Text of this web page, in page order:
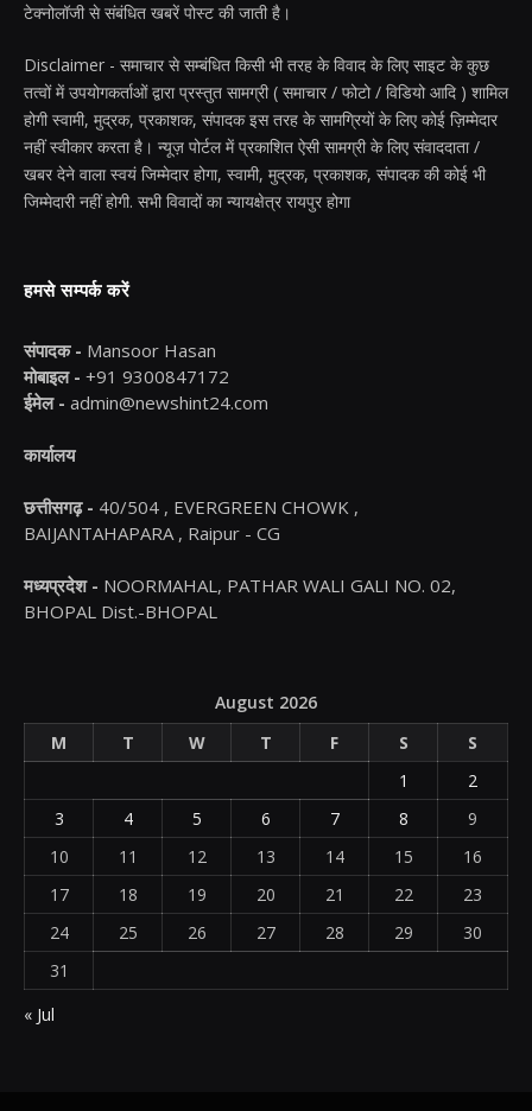
टेक्नोलॉजी से संबंधित खबरें पोस्ट की जाती है।
Disclaimer - समाचार से सम्बंधित किसी भी तरह के विवाद के लिए साइट के कुछ
तत्वों में उपयोगकर्ताओं द्वारा प्रस्तुत सामग्री ( समाचार / फोटो / विडियो आदि ) शामिल
होगी स्वामी, मुद्रक, प्रकाशक, संपादक इस तरह के सामग्रियों के लिए कोई ज़िम्मेदार
नहीं स्वीकार करता है। न्यूज़ पोर्टल में प्रकाशित ऐसी सामग्री के लिए संवाददाता /
खबर देने वाला स्वयं जिम्मेदार होगा, स्वामी, मुद्रक, प्रकाशक, संपादक की कोई भी
जिम्मेदारी नहीं होगी. सभी विवादों का न्यायक्षेत्र रायपुर होगा
हमसे सम्पर्क करें
संपादक - Mansoor Hasan
मोबाइल - +91 9300847172
ईमेल - admin@newshint24.com
कार्यालय
छत्तीसगढ़ - 40/504 , EVERGREEN CHOWK ,
BAIJANTAHAPARA , Raipur - CG
मध्यप्रदेश - NOORMAHAL, PATHAR WALI GALI NO. 02,
BHOPAL Dist.-BHOPAL
August 2026
M
T W T F S
S
1
2
3
4 5 6 7 8
9
10
11 12 13 14 15
16
17
18 19 20 21 22
23
24
25 26 27 28 29
30
31
« Jul